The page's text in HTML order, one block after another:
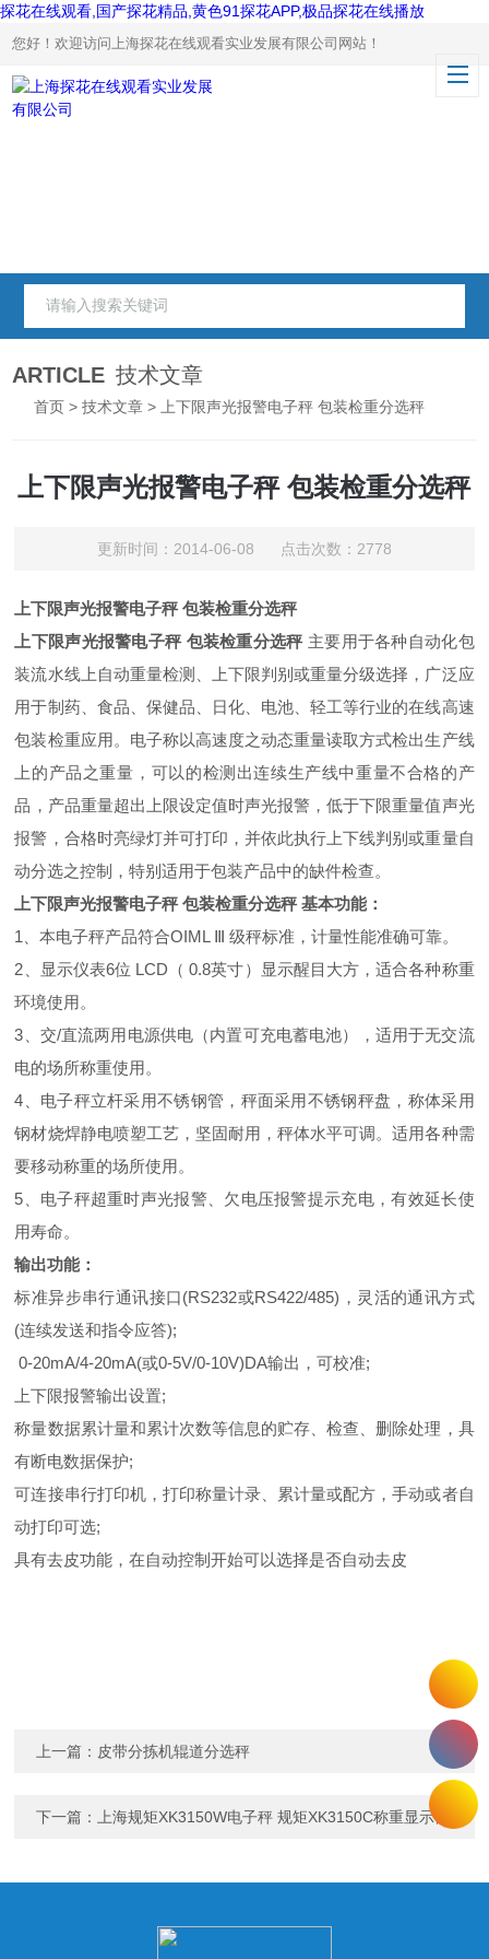
探花在线观看,国产探花精品,黄色91探花APP,极品探花在线播放
您好！欢迎访问上海探花在线观看实业发展有限公司网站！
ARTICLE 技术文章
首页 >技术文章 > 上下限声光报警电子秤 包装检重分选秤
上下限声光报警电子秤 包装检重分选秤
更新时间：2014-06-08 点击次数：2778
上下限声光报警电子秤 包装检重分选秤
上下限声光报警电子秤 包装检重分选秤 主要用于各种自动化包
装流水线上自动重量检测、上下限判别或重量分级选择，广泛应
用于制药、食品、保健品、日化、电池、轻工等行业的在线高速
包装检重应用。电子称以高速度之动态重量读取方式检出生产线
上的产品之重量，可以的检测出连续生产线中重量不合格的产
品，产品重量超出上限设定值时声光报警，低于下限重量值声光
报警，合格时亮绿灯并可打印，并依此执行上下线判别或重量自
动分选之控制，特别适用于包装产品中的缺件检查。
上下限声光报警电子秤 包装检重分选秤基本功能：
1
、本电子秤产品符合OIML Ⅲ级秤标准，计量性能准确可靠。
2 、显示仪表6位 LCD （ 0.8英寸）显示醒目大方，适合各种称重
环境使用。
3 、交/直流两用电源供电（内置可充电蓄电池），适用于无交流
电的场所称重使用。
4 、电子秤立杆采用不锈钢管，秤面采用不锈钢秤盘，称体采用
钢材烧焊静电喷塑工艺，坚固耐用，秤体水平可调。适用各种需
要移动称重的场所使用。
5 、电子秤超重时声光报警、欠电压报警提示充电，有效延长使
用寿命。
输出功能：
标准异步串行通讯接口(RS232或RS422/485)，灵活的通讯方式
(连续发送和指令应答);
0-20mA/4-20mA(或0-5V/0-10V)DA输出，可校准;
上下限报警输出设置;
称量数据累计量和累计次数等信息的贮存、检查、删除处理，具
有断电数据保护;
可连接串行打印机，打印称量计录、累计量或配方，手动或者自
动打印可选;
具有去皮功能，在自动控制开始可以选择是否自动去皮
上一篇： 皮带分拣机辊道分选秤
下一篇： 上海规矩XK3150W电子秤 规矩XK3150C称重显示器